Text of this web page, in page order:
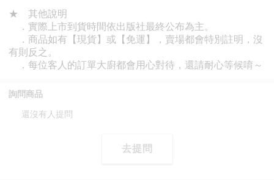
詢問商品
還沒有人提問
去提問